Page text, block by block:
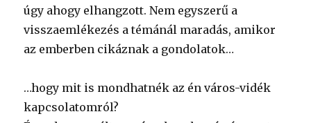
úgy ahogy elhangzott. Nem egyszerű a
visszaemlékezés a témánál maradás, amikor
az emberben cikáznak a gondolatok…
…hogy mit is mondhatnék az én város-vidék
kapcsolatomról?